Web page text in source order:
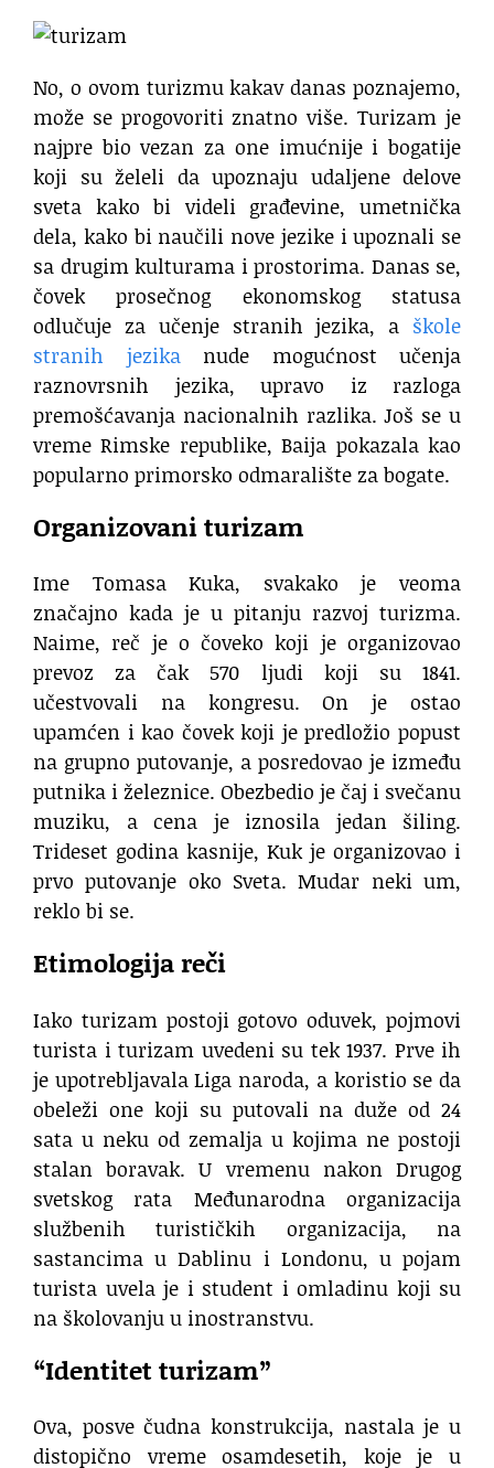
No, o ovom turizmu kakav danas poznajemo,
može se progovoriti znatno više. Turizam je
najpre bio vezan za one imućnije i bogatije
koji su želeli da upoznaju udaljene delove
sveta kako bi videli građevine, umetnička
dela, kako bi naučili nove jezike i upoznali se
sa drugim kulturama i prostorima. Danas se,
čovek prosečnog ekonomskog statusa
odlučuje za učenje stranih jezika, a škole
stranih jezikanude mogućnost učenja
raznovrsnih jezika, upravo iz razloga
premošćavanja nacionalnih razlika. Još se u
vreme Rimske republike, Baija pokazala kao
popularno primorsko odmaralište za bogate.
Organizovani turizam
Ime Tomasa Kuka, svakako je veoma
značajno kada je u pitanju razvoj turizma.
Naime, reč je o čoveko koji je organizovao
prevoz za čak 570 ljudi koji su 1841.
učestvovali na kongresu. On je ostao
upamćen i kao čovek koji je predložio popust
na grupno putovanje, a posredovao je između
putnika i železnice. Obezbedio je čaj i svečanu
muziku, a cena je iznosila jedan šiling.
Trideset godina kasnije, Kuk je organizovao i
prvo putovanje oko Sveta. Mudar neki um,
reklo bi se.
Etimologija reči
Iako turizam postoji gotovo oduvek, pojmovi
turista i turizam uvedeni su tek 1937. Prve ih
je upotrebljavala Liga naroda, a koristio se da
obeleži one koji su putovali na duže od 24
sata u neku od zemalja u kojima ne postoji
stalan boravak. U vremenu nakon Drugog
svetskog rata Međunarodna organizacija
službenih turističkih organizacija, na
sastancima u Dablinu i Londonu, u pojam
turista uvela je i student i omladinu koji su
na školovanju u inostranstvu.
“Identitet turizam”
Ova, posve čudna konstrukcija, nastala je u
distopično vreme osamdesetih, koje je u